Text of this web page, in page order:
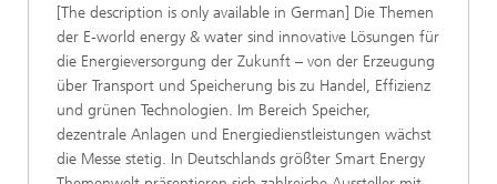
[The description is only available in German] Die Themen
der E-world energy & water sind innovative Lösungen für
die Energieversorgung der Zukunft – von der Erzeugung
über Transport und Speicherung bis zu Handel, Effizienz
und grünen Technologien. Im Bereich Speicher,
dezentrale Anlagen und Energiedienstleistungen wächst
die Messe stetig. In Deutschlands größter Smart Energy